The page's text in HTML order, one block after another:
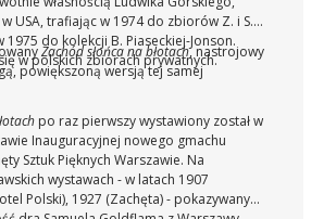
USA, trafiając w 1974 do zbiorów Z. i S.
1975 do kolekcji B. Piaseckiej-Jonson.
w polskich zbiorach prywatnych.
Zachód słońca na błotach, nastrojowy
powiększoną wersją tej samej
po raz pierwszy wystawiony został w
Inauguracyjnej nowego gmachu
Sztuk Pięknych Warszawie. Na
wystawach - w latach 1907
Polski), 1927 (Zachęta) - pokazywany